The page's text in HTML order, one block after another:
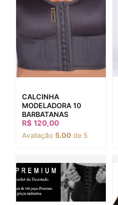
CALCINHA
MODELADORA 10
BARBATANAS
R$ 120,00
Avaliação 5.00 de 5